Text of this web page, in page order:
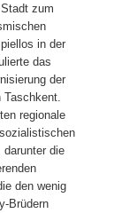
zum
in der
das
der
regionale
darunter die
den wenig
Brüdern